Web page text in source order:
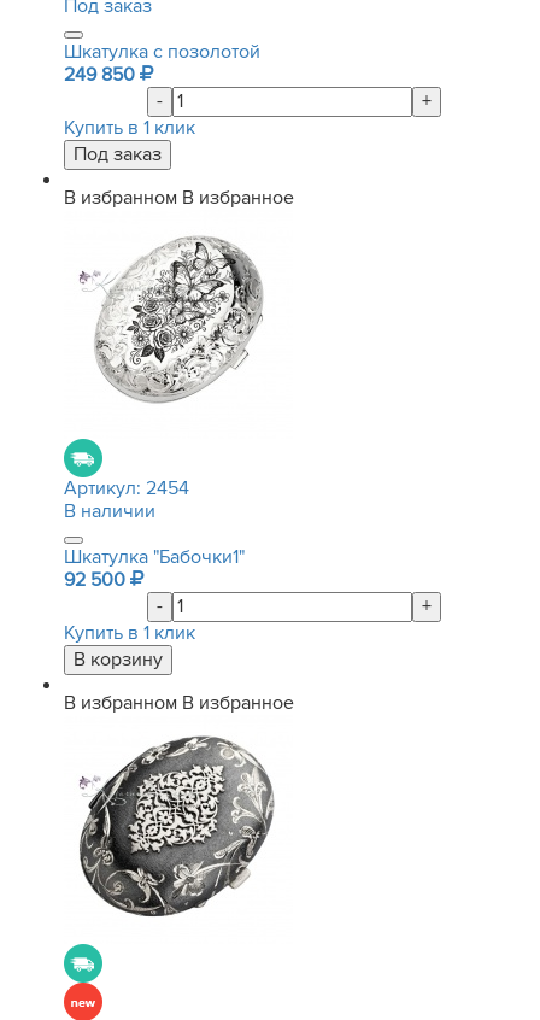
Под заказ
Шкатулка с позолотой
249 850
-
+
Купить в 1 клик
В избранном В избранное
Артикул: 2454
В наличии
Шкатулка "Бабочки1"
92 500
-
+
Купить в 1 клик
В избранном В избранное